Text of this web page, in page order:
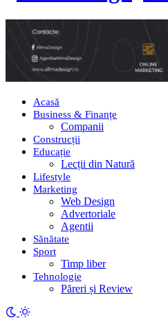
Acasă
Business & Finanțe
Companii
Construcții
Educație
Lecții din Natură
Lifestyle
Marketing
Web Design
Advertoriale
Agentii
Sănătate
Sport
Timp liber
Tehnologie
Păreri și Review